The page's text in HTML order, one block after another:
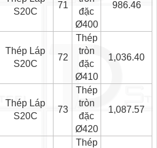
S20C
71
đặc
Ø400
986.46
Thép Láp
S20C
72
Thép
tròn
đặc
Ø410
1,036.40
Thép Láp
S20C
73
Thép
tròn
đặc
Ø420
1,087.57
Thép